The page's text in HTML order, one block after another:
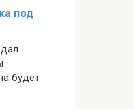
под
будет